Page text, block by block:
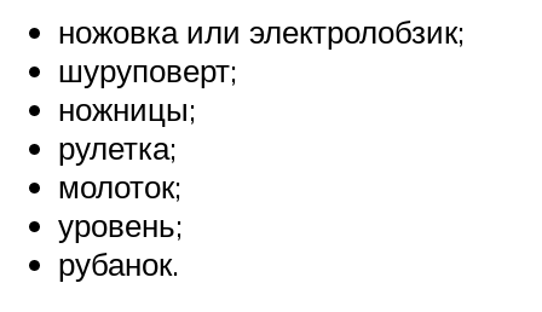
ножовка или электролобзик;
шуруповерт;
ножницы;
рулетка;
молоток;
уровень;
рубанок.